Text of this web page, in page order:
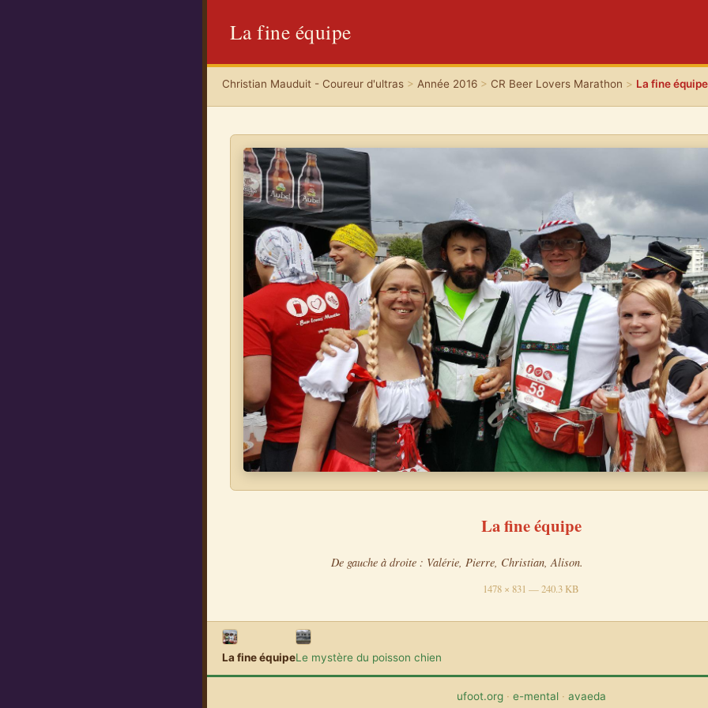
La fine équipe
Christian Mauduit - Coureur d'ultras > Année 2016 > CR Beer Lovers Marathon > La fine équipe
La fine équipe
De gauche à droite : Valérie, Pierre, Christian, Alison.
1478 × 831 — 240.3 KB
La fine équipeLe mystère du poisson chien
ufoot.org· e-mental· avaeda